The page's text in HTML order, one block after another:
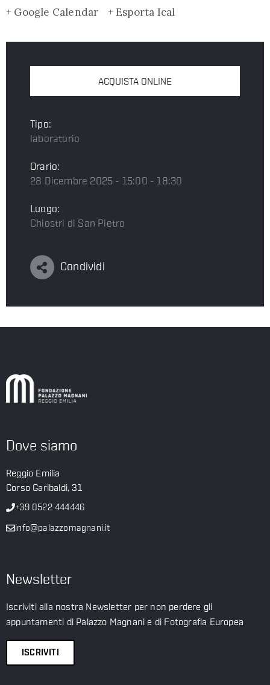
+ Google Calendar + Esporta Ical
ACQUISTA ONLINE
Tipo:
laboratorio
Orario:
28 Dicembre 2025 - 15:00 - 18:30
Luogo:
Chiostri di San Pietro
Condividi
Dove siamo
Reggio Emilia
Corso Garibaldi, 31
+39 0522 444446
info@palazzomagnani.it
Newsletter
Iscriviti alla nostra Newsletter per non perdere gli
appuntamenti di Palazzo Magnani e di Fotografia Europea
ISCRIVITI